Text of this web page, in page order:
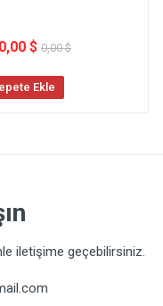
$ 0,00 $
Ekle
iletişime geçebilirsiniz.